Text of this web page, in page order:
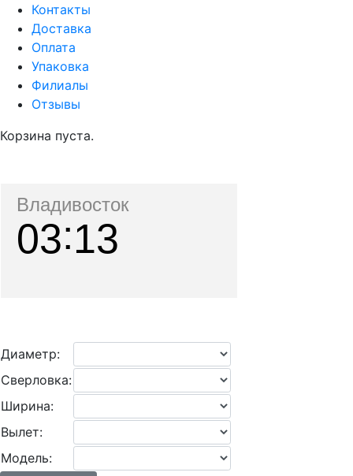
Контакты
Доставка
Оплата
Упаковка
Филиалы
Отзывы
Корзина пуста.
Владивосток
03 13
Диаметр:
Сверловка:
Ширина:
Вылет:
Модель: